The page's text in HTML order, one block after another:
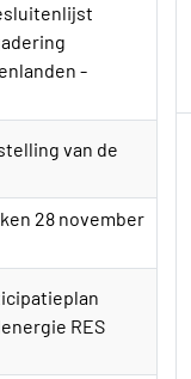
-
van de
28 november
RES